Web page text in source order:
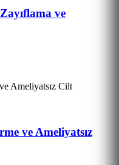
ve
ve Ameliyatsız